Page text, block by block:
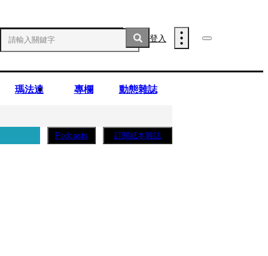
登入
瑪法達 專欄 動態雜誌
Podcasts 訂閱紙本雜誌